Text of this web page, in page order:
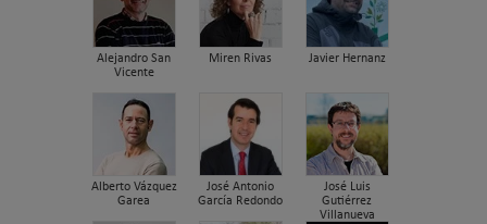
Alejandro San
Vicente
Miren Rivas Javier Hernanz
Alberto Vázquez
Garea
José Antonio
García Redondo
José Luis
Gutiérrez
Villanueva